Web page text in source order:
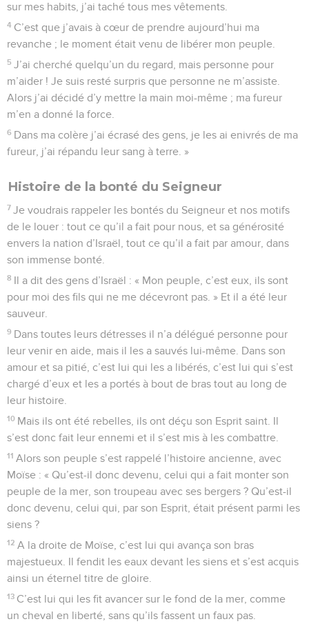
sur mes habits, j’ai taché tous mes vêtements.
4 C’est que j’avais à cœur de prendre aujourd’hui ma
revanche ; le moment était venu de libérer mon peuple.
5 J’ai cherché quelqu’un du regard, mais personne pour
m’aider ! Je suis resté surpris que personne ne m’assiste.
Alors j’ai décidé d’y mettre la main moi-même ; ma fureur
m’en a donné la force.
6 Dans ma colère j’ai écrasé des gens, je les ai enivrés de ma
fureur, j’ai répandu leur sang à terre. »
Histoire de la bonté du Seigneur
7 Je voudrais rappeler les bontés du Seigneur et nos motifs
de le louer : tout ce qu’il a fait pour nous, et sa générosité
envers la nation d’Israël, tout ce qu’il a fait par amour, dans
son immense bonté.
8 Il a dit des gens d’Israël : « Mon peuple, c’est eux, ils sont
pour moi des fils qui ne me décevront pas. » Et il a été leur
sauveur.
9 Dans toutes leurs détresses il n’a délégué personne pour
leur venir en aide, mais il les a sauvés lui-même. Dans son
amour et sa pitié, c’est lui qui les a libérés, c’est lui qui s’est
chargé d’eux et les a portés à bout de bras tout au long de
leur histoire.
10 Mais ils ont été rebelles, ils ont déçu son Esprit saint. Il
s’est donc fait leur ennemi et il s’est mis à les combattre.
11 Alors son peuple s’est rappelé l’histoire ancienne, avec
Moïse : « Qu’est-il donc devenu, celui qui a fait monter son
peuple de la mer, son troupeau avec ses bergers ? Qu’est-il
donc devenu, celui qui, par son Esprit, était présent parmi les
siens ?
12 A la droite de Moïse, c’est lui qui avança son bras
majestueux. Il fendit les eaux devant les siens et s’est acquis
ainsi un éternel titre de gloire.
13 C’est lui qui les fit avancer sur le fond de la mer, comme
un cheval en liberté, sans qu’ils fassent un faux pas.